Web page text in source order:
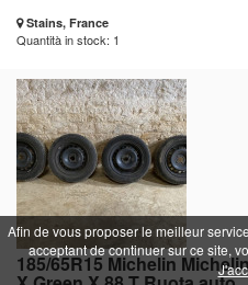
Stains, France
Quantità in stock: 1
185/65R15 Michelin
Afin de vous proposer le meilleur
acceptant de continuer sur ce site,